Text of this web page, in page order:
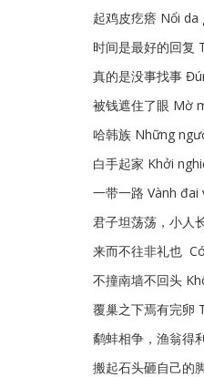
起鸡皮疙瘩 Nổi da
时间是最好的回复
真的是没事找事
被钱遮住了眼 Mờ
哈韩族 Những
白手起家 Khởi
一带一路 Vành
君子坦荡荡，小人
来而不往非礼也
不撞南墙不回头
覆巢之下焉有完卵
鹬蚌相争，渔翁
搬起石头砸自己的